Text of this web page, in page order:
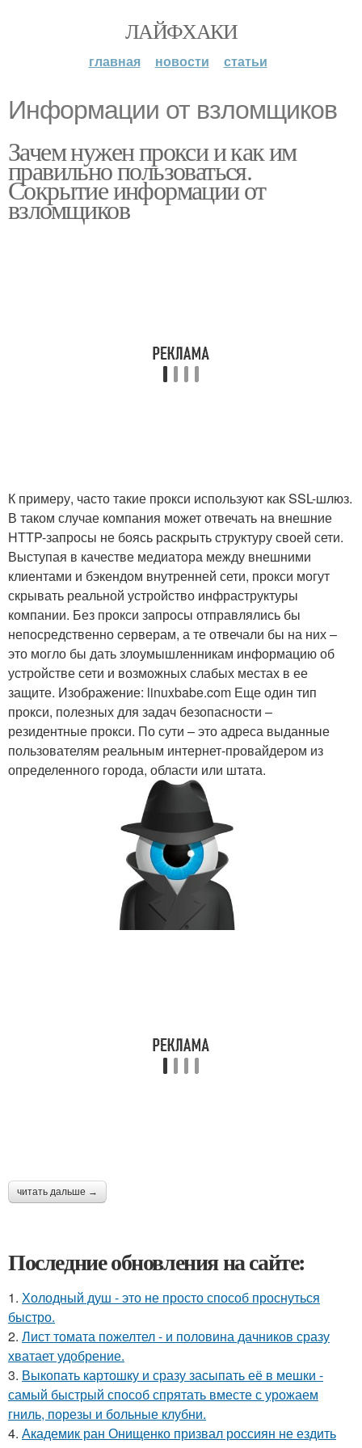
ЛАЙФХАКИ
главная новости статьи
Информации от взломщиков
Зачем нужен прокси и как им
правильно пользоваться.
Сокрытие информации от
взломщиков
К примеру, часто такие прокси используют как SSL-шлюз.
В таком случае компания может отвечать на внешние
HTTP-запросы не боясь раскрыть структуру своей сети.
Выступая в качестве медиатора между внешними
клиентами и бэкендом внутренней сети, прокси могут
скрывать реальной устройство инфраструктуры
компании. Без прокси запросы отправлялись бы
непосредственно серверам, а те отвечали бы на них –
это могло бы дать злоумышленникам информацию об
устройстве сети и возможных слабых местах в ее
защите. Изображение: linuxbabe.com Еще один тип
прокси, полезных для задач безопасности –
резидентные прокси. По сути – это адреса выданные
пользователям реальным интернет-провайдером из
определенного города, области или штата.
читать дальше →
Последние обновления на сайте:
1. Холодный душ - это не просто способ проснуться
быстро.
2. Лист томата пожелтел - и половина дачников сразу
хватает удобрение.
3. Выкопать картошку и сразу засыпать её в мешки -
самый быстрый способ спрятать вместе с урожаем
гниль, порезы и больные клубни.
4. Академик ран Онищенко призвал россиян не ездить